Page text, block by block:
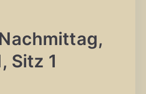
Sitz 1